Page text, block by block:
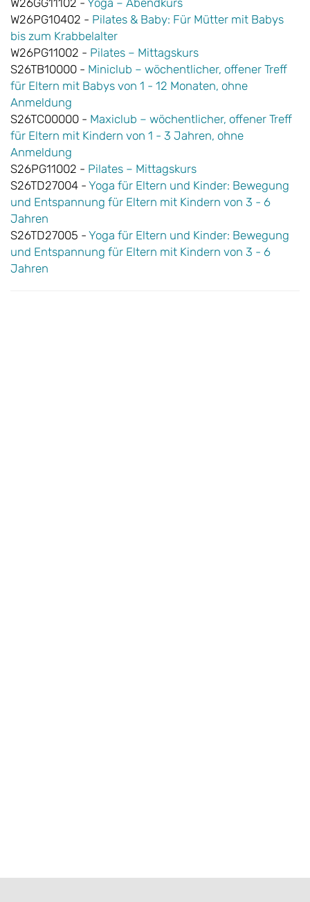
W26GG11102 - Yoga – Abendkurs
W26PG10402 - Pilates & Baby: Für Mütter mit Babys
bis zum Krabbelalter
W26PG11002 - Pilates – Mittagskurs
S26TB10000 - Miniclub – wöchentlicher, offener Treff
für Eltern mit Babys von 1 - 12 Monaten, ohne
Anmeldung
S26TC00000 - Maxiclub – wöchentlicher, offener Treff
für Eltern mit Kindern von 1 - 3 Jahren, ohne
Anmeldung
S26PG11002 - Pilates – Mittagskurs
S26TD27004 - Yoga für Eltern und Kinder: Bewegung
und Entspannung für Eltern mit Kindern von 3 - 6
Jahren
S26TD27005 - Yoga für Eltern und Kinder: Bewegung
und Entspannung für Eltern mit Kindern von 3 - 6
Jahren